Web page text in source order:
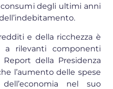
degli ultimi anni
e della ricchezza è
a rilevanti componenti
della Presidenza
l’aumento delle spese
nel suo